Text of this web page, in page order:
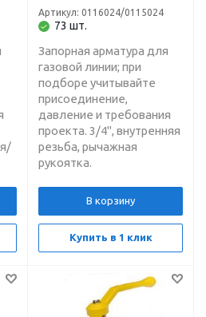
73 шт.
Артикул: 0116024/0115024
Запорная арматура для
газовой линии; при
подборе учитывайте
присоединение,
давление и требования
проекта. 3/4", внутренняя
резьба, рычажная
рукоятка.
В корзину
Купить в 1 клик